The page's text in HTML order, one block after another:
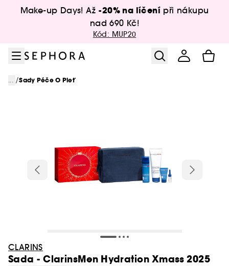
Přejít na hlavní obsah
Make-up Days! Až -20% na líčení při nákupu
nad 690 Kč!
Kód: MUP20
... /Sady Péče O Pleť
CLARINS
Sada - ClarinsMen Hydration Xmass 2025